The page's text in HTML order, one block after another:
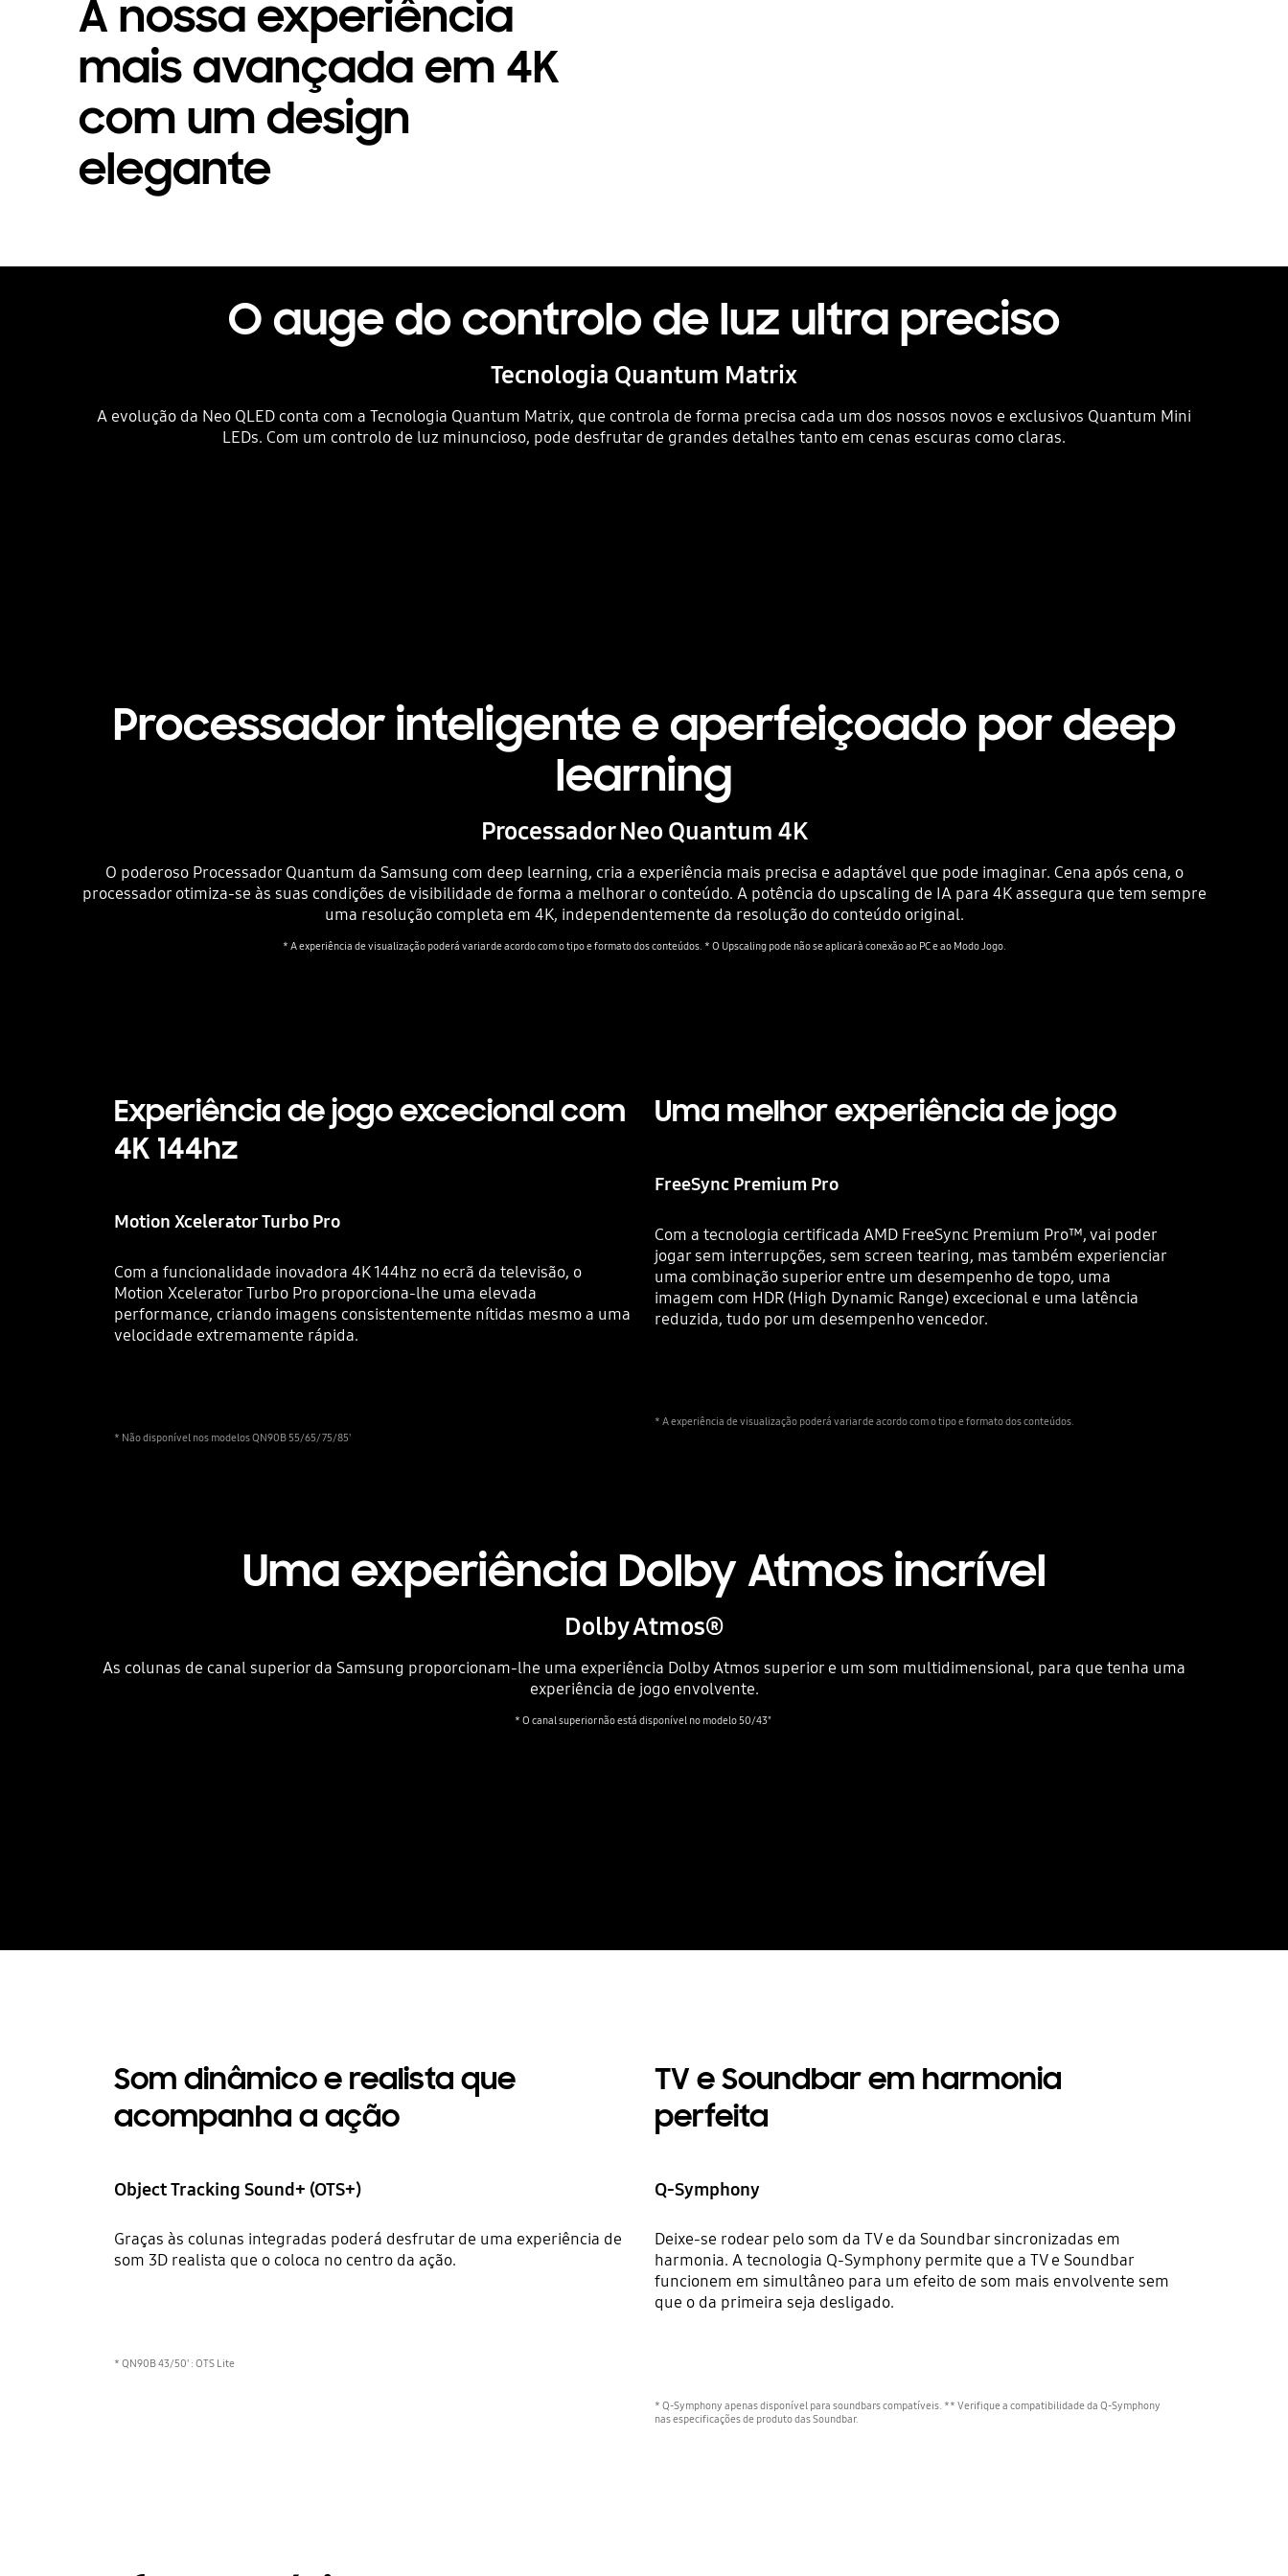
A nossa experiência
mais avançada em 4K
com um design
elegante
O auge do controlo de luz ultra preciso
Tecnologia Quantum Matrix
A evolução da Neo QLED conta com a Tecnologia Quantum Matrix, que controla de forma precisa cada um dos nossos novos e exclusivos Quantum Mini
LEDs. Com um controlo de luz minuncioso, pode desfrutar de grandes detalhes tanto em cenas escuras como claras.
Processador inteligente e aperfeiçoado por deep
learning
Processador Neo Quantum 4K
O poderoso Processador Quantum da Samsung com deep learning, cria a experiência mais precisa e adaptável que pode imaginar. Cena após cena, o
processador otimiza-se às suas condições de visibilidade de forma a melhorar o conteúdo. A potência do upscaling de IA para 4K assegura que tem sempre
uma resolução completa em 4K, independentemente da resolução do conteúdo original.
* A experiência de visualização poderá variar de acordo com o tipo e formato dos conteúdos. * O Upscaling pode não se aplicar à conexão ao PC e ao Modo Jogo.
Experiência de jogo excecional com
4K 144hz
Motion Xcelerator Turbo Pro
Com a funcionalidade inovadora 4K 144hz no ecrã da televisão, o
Motion Xcelerator Turbo Pro proporciona-lhe uma elevada
performance, criando imagens consistentemente nítidas mesmo a uma
velocidade extremamente rápida.
* Não disponível nos modelos QN90B 55/65/75/85'
Uma melhor experiência de jogo
FreeSync Premium Pro
Com a tecnologia certificada AMD FreeSync Premium Pro™, vai poder
jogar sem interrupções, sem screen tearing, mas também experienciar
uma combinação superior entre um desempenho de topo, uma
imagem com HDR (High Dynamic Range) excecional e uma latência
reduzida, tudo por um desempenho vencedor.
* A experiência de visualização poderá variar de acordo com o tipo e formato dos conteúdos.
Uma experiência Dolby Atmos incrível
Dolby Atmos®
As colunas de canal superior da Samsung proporcionam-lhe uma experiência Dolby Atmos superior e um som multidimensional, para que tenha uma
experiência de jogo envolvente.
* O canal superior não está disponível no modelo 50/43"
Som dinâmico e realista que
acompanha a ação
Object Tracking Sound+ (OTS+)
Graças às colunas integradas poderá desfrutar de uma experiência de
som 3D realista que o coloca no centro da ação.
* QN90B 43/50' : OTS Lite
TV e Soundbar em harmonia
perfeita
Q-Symphony
Deixe-se rodear pelo som da TV e da Soundbar sincronizadas em
harmonia. A tecnologia Q-Symphony permite que a TV e Soundbar
funcionem em simultâneo para um efeito de som mais envolvente sem
que o da primeira seja desligado.
* Q-Symphony apenas disponível para soundbars compatíveis. ** Verifique a compatibilidade da Q-Symphony
nas especificações de produto das Soundbar.